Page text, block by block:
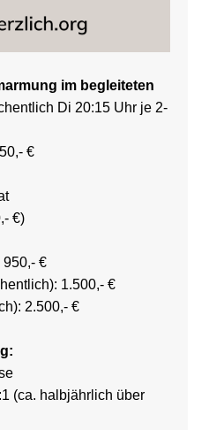
im begleiteten
Di 20:15 Uhr je 2-
€
€)
950,- €
1.500,- €
2.500,- €
(ca. halbjährlich über